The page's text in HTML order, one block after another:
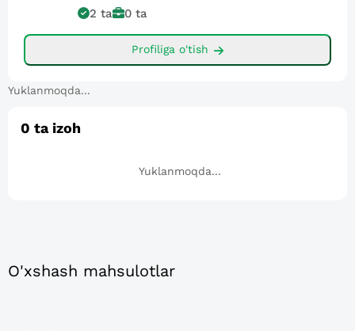
2 ta 0 ta
Profiliga o'tish
Yuklanmoqda...
0 ta izoh
Yuklanmoqda...
O'xshash mahsulotlar